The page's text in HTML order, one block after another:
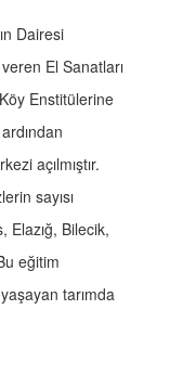
Dairesi
El Sanatları
Enstitülerine
açılmıştır.
sayısı
Elazığ, Bilecik,
eğitim
tarımda